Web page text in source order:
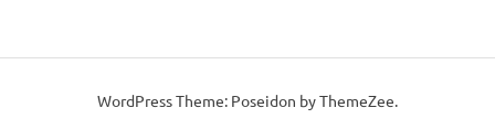
WordPress Theme: Poseidon by ThemeZee.